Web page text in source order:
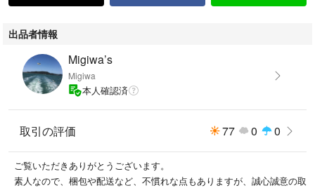
出品者情報
Migiwa’s
Migiwa
本人確認済
取引の評価 77 0 0
ご覧いただきありがとうございます。
素人なので、梱包や配送など、不慣れな点もありますが、誠心誠意の取